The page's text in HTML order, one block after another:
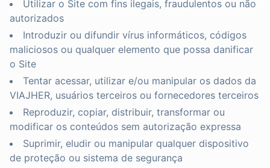
Utilizar o Site com fins ilegais, fraudulentos ou não
autorizados
Introduzir ou difundir vírus informáticos, códigos
maliciosos ou qualquer elemento que possa danificar
o Site
Tentar acessar, utilizar e/ou manipular os dados da
VIAJHER, usuários terceiros ou fornecedores terceiros
Reproduzir, copiar, distribuir, transformar ou
modificar os conteúdos sem autorização expressa
Suprimir, eludir ou manipular qualquer dispositivo
de proteção ou sistema de segurança